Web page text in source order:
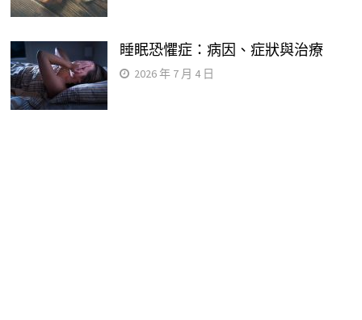
睡眠恐懼症：病因、症狀與治療
2026 年 7 月 4 日